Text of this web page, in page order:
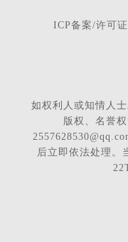
ICP备案/许可
如权利人或知情人
版权、名誉
后立即依法处理。